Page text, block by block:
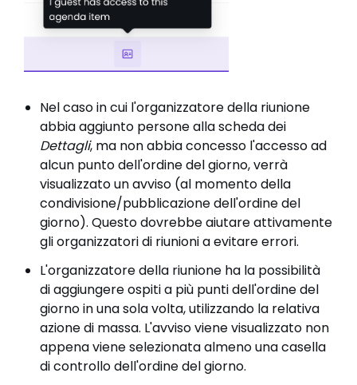
Nel caso in cui l'organizzatore della riunione
abbia aggiunto persone alla scheda dei
Dettagli, ma non abbia concesso l'accesso ad
alcun punto dell'ordine del giorno, verrà
visualizzato un avviso (al momento della
condivisione/pubblicazione dell'ordine del
giorno). Questo dovrebbe aiutare attivamente
gli organizzatori di riunioni a evitare errori.
L'organizzatore della riunione ha la possibilità
di aggiungere ospiti a più punti dell'ordine del
giorno in una sola volta, utilizzando la relativa
azione di massa. L'avviso viene visualizzato non
appena viene selezionata almeno una casella
di controllo dell'ordine del giorno.